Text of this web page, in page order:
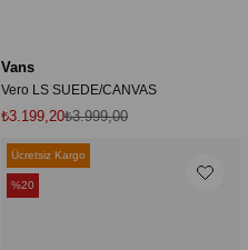
Vans
Vero LS SUEDE/CANVAS
₺3.199,20₺3.999,00
Ücretsiz Kargo
%20